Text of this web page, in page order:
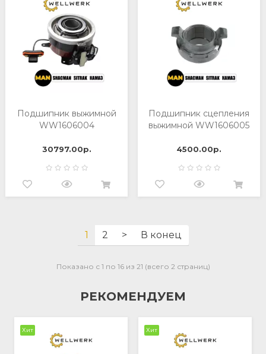
Подшипник выжимной
WW1606004
30797.00р.
Подшипник сцепления
выжимной WW1606005
4500.00р.
1 2 > В конец
Показано с 1 по 16 из 21 (всего 2 страниц)
РЕКОМЕНДУЕМ
Хит Хит